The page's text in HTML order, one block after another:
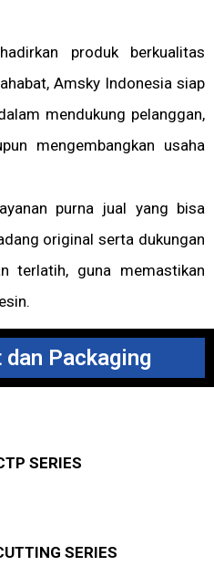
produk berkualitas
Amsky Indonesia siap
mendukung pelanggan,
mengembangkan usaha
purna jual yang bisa
original serta dukungan
terlatih, guna memastikan
Packaging
SERIES
SERIES